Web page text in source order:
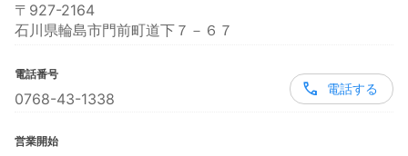
〒927-2164
石川県輪島市門前町道下７－６７
電話番号
0768-43-1338
電話する
営業開始